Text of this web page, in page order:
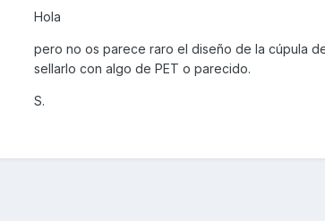
Hola
pero no os parece raro el diseño de la cúpula
sellarlo con algo de PET o parecido.
S.